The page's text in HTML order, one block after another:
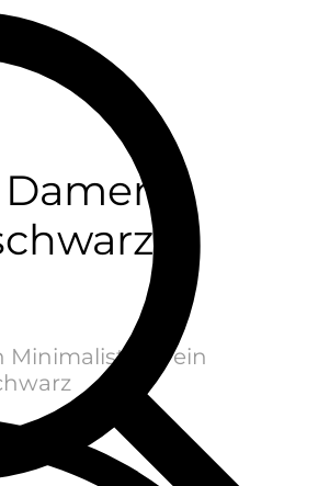
Minimalist mit ein